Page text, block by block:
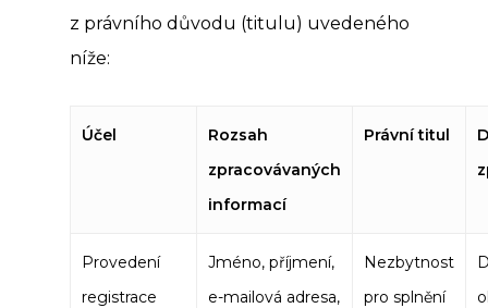
z právního důvodu (titulu) uvedeného
níže:
Účel
Rozsah
zpracovávaných
informací
Právní titul
Provedení
registrace
Jméno, příjmení,
e-mailová adresa,
Nezbytnost
pro splnění